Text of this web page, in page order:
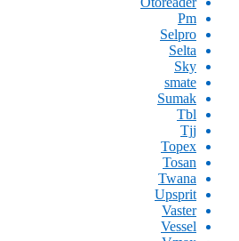
Pm
Selpro
Selta
Sky
smate
Sumak
Tbl
Tjj
Topex
Tosan
Twana
Upsprit
Vaster
Vessel